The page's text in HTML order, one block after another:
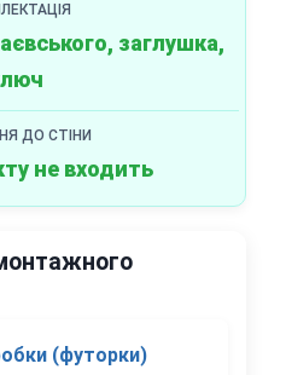
заглушка,
ДО СТІНИ
не входить
(футорки)